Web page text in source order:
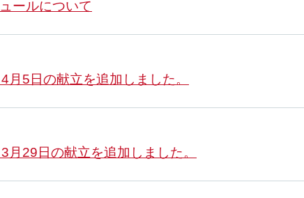
ールについて
5日の献立を追加しました。
29日の献立を追加しました。